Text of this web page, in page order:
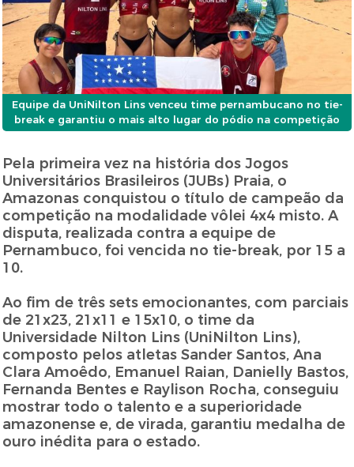
Equipe da UniNilton Lins venceu time pernambucano no tie-
break e garantiu o mais alto lugar do pódio na competição
Pela primeira vez na história dos Jogos
Universitários Brasileiros (JUBs) Praia, o
Amazonas conquistou o título de campeão da
competição na modalidade vôlei 4x4 misto. A
disputa, realizada contra a equipe de
Pernambuco, foi vencida no tie-break, por 15 a
10.
Ao fim de três sets emocionantes, com parciais
de 21x23, 21x11 e 15x10, o time da
Universidade Nilton Lins (UniNilton Lins),
composto pelos atletas Sander Santos, Ana
Clara Amoêdo, Emanuel Raian, Danielly Bastos,
Fernanda Bentes e Raylison Rocha, conseguiu
mostrar todo o talento e a superioridade
amazonense e, de virada, garantiu medalha de
ouro inédita para o estado.